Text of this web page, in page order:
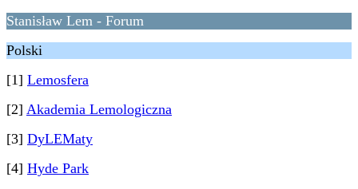
Stanisław Lem - Forum
Polski
[1] Lemosfera
[2] Akademia Lemologiczna
[3] DyLEMaty
[4] Hyde Park